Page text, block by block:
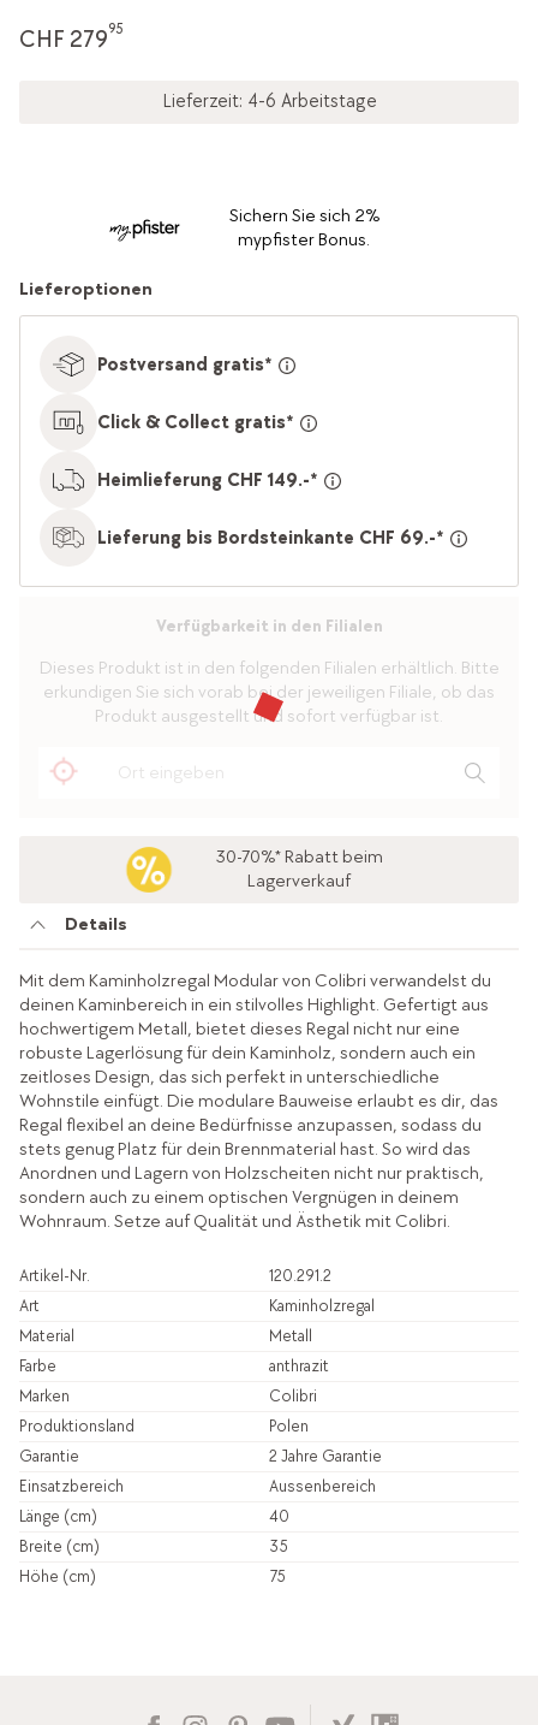
CHF 27995
Lieferzeit: 4-6 Arbeitstage
Sichern Sie sich 2%
mypfister Bonus.
Lieferoptionen
Postversand gratis*
Click & Collect gratis*
Heimlieferung CHF 149.-*
Lieferung bis Bordsteinkante CHF 69.-*
Verfügbarkeit in den Filialen
Dieses Produkt ist in den folgenden Filialen erhältlich. Bitte
erkundigen Sie sich vorab bei der jeweiligen Filiale, ob das
Produkt ausgestellt und sofort verfügbar ist.
30-70%* Rabatt beim
Lagerverkauf
Details
Mit dem Kaminholzregal Modular von Colibri verwandelst du
deinen Kaminbereich in ein stilvolles Highlight. Gefertigt aus
hochwertigem Metall, bietet dieses Regal nicht nur eine
robuste Lagerlösung für dein Kaminholz, sondern auch ein
zeitloses Design, das sich perfekt in unterschiedliche
Wohnstile einfügt. Die modulare Bauweise erlaubt es dir, das
Regal flexibel an deine Bedürfnisse anzupassen, sodass du
stets genug Platz für dein Brennmaterial hast. So wird das
Anordnen und Lagern von Holzscheiten nicht nur praktisch,
sondern auch zu einem optischen Vergnügen in deinem
Wohnraum. Setze auf Qualität und Ästhetik mit Colibri.
Artikel-Nr.
120.291.2
Art
Kaminholzregal
Material
Metall
Farbe
anthrazit
Marken
Colibri
Produktionsland
Polen
Garantie
2 Jahre Garantie
Einsatzbereich
Aussenbereich
Länge (cm)
40
Breite (cm)
35
Höhe (cm)
75